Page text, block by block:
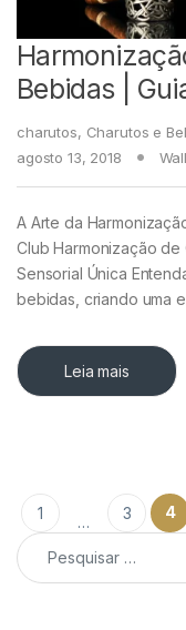
Bebidas |
charutos, Charutos e
agosto 13, 2018
A Arte da
Club Harmonização de
Sensorial Única
bebidas, criando uma
Leia mais
Paginação de
1 … 3
4
Pesquisar por: